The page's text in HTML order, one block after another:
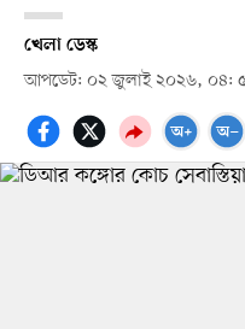
খেলা ডেস্ক
আপডেট: ০২ জুলাই ২০২৬, ০৪: